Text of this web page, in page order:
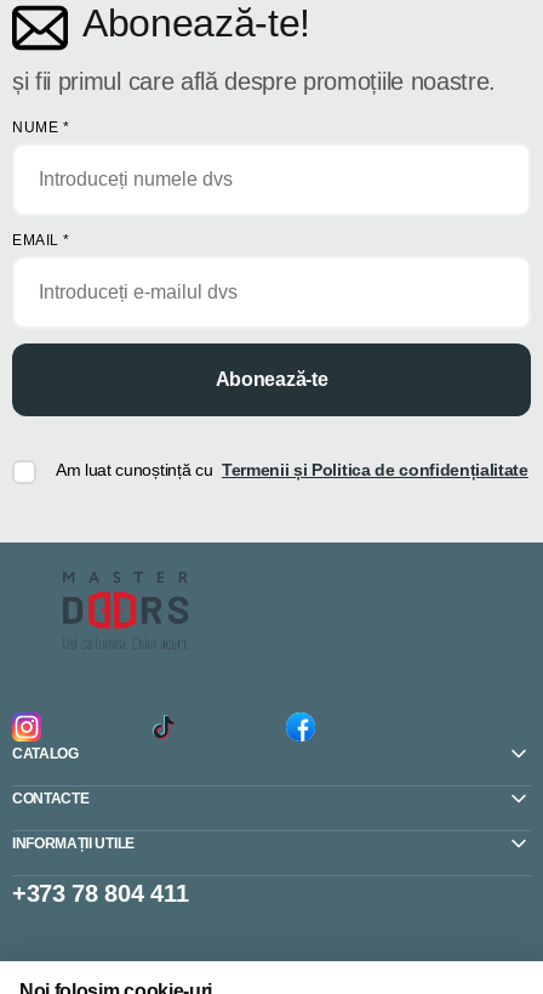
Abonează-te!
și fii primul care află despre promoțiile noastre.
NUME *
EMAIL *
Abonează-te
Am luat cunoștință cu Termenii și Politica de confidențialitate
CATALOG
CONTACTE
INFORMAȚII UTILE
+373 78 804 411
Setări cookie-uri